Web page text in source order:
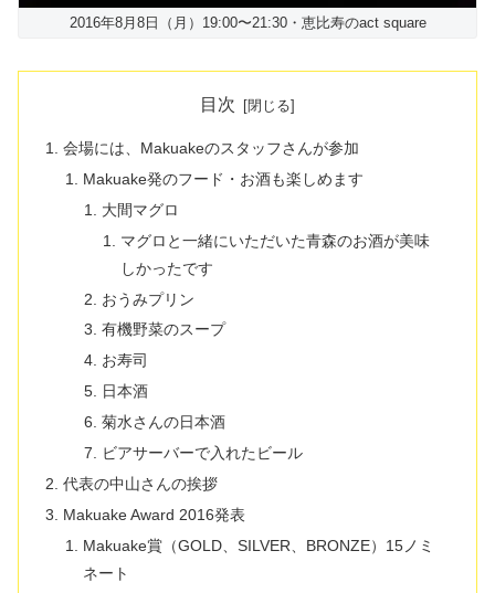
2016年8月8日（月）19:00〜21:30・恵比寿のact square
目次
会場には、Makuakeのスタッフさんが参加
Makuake発のフード・お酒も楽しめます
大間マグロ
マグロと一緒にいただいた青森のお酒が美味
しかったです
おうみプリン
有機野菜のスープ
お寿司
日本酒
菊水さんの日本酒
ビアサーバーで入れたビール
代表の中山さんの挨拶
Makuake Award 2016発表
Makuake賞（GOLD、SILVER、BRONZE）15ノミ
ネート